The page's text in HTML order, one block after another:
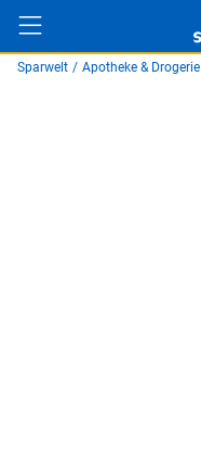
Sparwelt / Apotheke & Drogerie